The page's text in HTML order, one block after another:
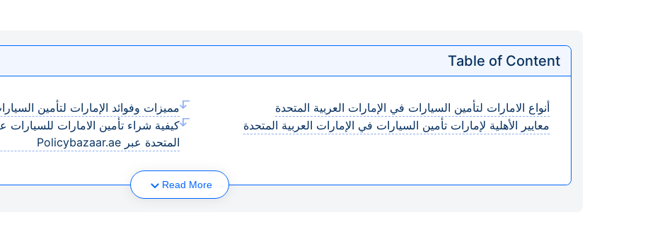
Table of Content
أنواع الامارات لتأمين السيارات في الإمارات العربية المتحدة
مميزات وفوائد الإمارات لتأمين
معايير الأهلية لإمارات تأمين السيارات في الإمارات العربية المتحدة
كيفية شراء تأمين الامارات للسيارات
المتحدة عبر Policybazaar.ae
Read More